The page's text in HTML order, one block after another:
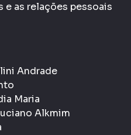
as relações pessoais
Andrade
Maria
Alkmim